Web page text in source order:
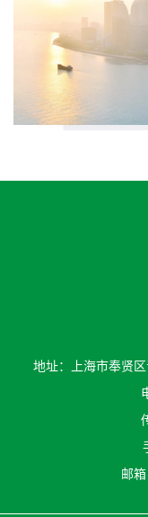
地址：上海市奉贤
邮